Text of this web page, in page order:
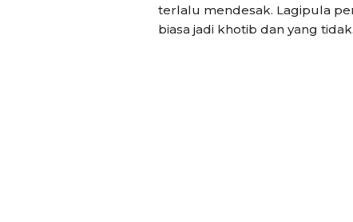
terlalu mendesak. Lagipula
biasa jadi khotib dan yang